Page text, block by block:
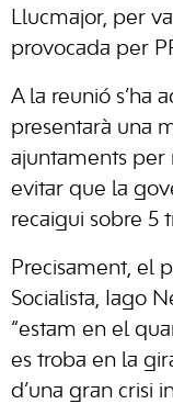
Llucmajor, per
provocada per
A la reunió s’ha
presentarà una
ajuntaments per
evitar que la
recaigui sobre 5
Precisament, el
Socialista, Iago
“estam en el
es troba en la
d’una gran crisi